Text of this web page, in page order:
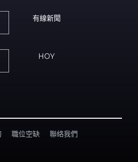
有線新聞
HOY
職位空缺 聯絡我們